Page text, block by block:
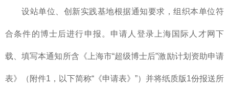
设站单位、创新实践基地根据通知要求，组织本单位符
合条件的博士后进行申报。申请人登录上海国际人才网下
载、填写本通知所含《上海市“超级博士后”激励计划资助申请
表》（附件1，以下简称“《申请表》”）并将纸质版1份报送所